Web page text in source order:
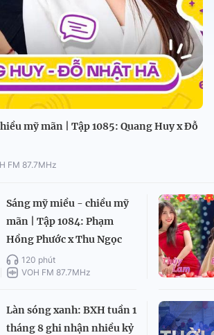
mỹ mãn | Tập 1085: Quang Huy x Đỗ
FM 87.7MHz
Sáng mỹ miều - chiều mỹ
mãn | Tập 1084: Phạm
Hồng Phước x Thu Ngọc
120 phút
VOH FM 87.7MHz
Làn sóng xanh: BXH tuần 1
tháng 8 ghi nhận nhiều kỷ